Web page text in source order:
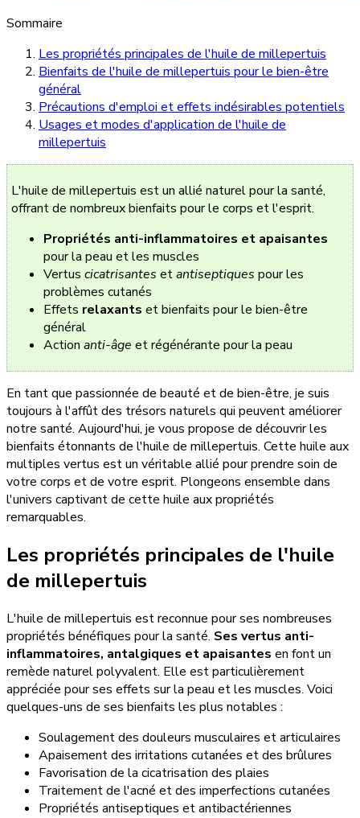
Sommaire
Les propriétés principales de l'huile de millepertuis
Bienfaits de l'huile de millepertuis pour le bien-être
général
Précautions d'emploi et effets indésirables potentiels
Usages et modes d'application de l'huile de
millepertuis
L'huile de millepertuis est un allié naturel pour la santé,
offrant de nombreux bienfaits pour le corps et l'esprit.
Propriétés anti-inflammatoires et apaisantes
pour la peau et les muscles
Vertus cicatrisantes etantiseptiques pour les
problèmes cutanés
Effets relaxants et bienfaits pour le bien-être
général
Action anti-âge et régénérante pour la peau
En tant que passionnée de beauté et de bien-être, je suis
toujours à l'affût des trésors naturels qui peuvent améliorer
notre santé. Aujourd'hui, je vous propose de découvrir les
bienfaits étonnants de l'huile de millepertuis. Cette huile aux
multiples vertus est un véritable allié pour prendre soin de
votre corps et de votre esprit. Plongeons ensemble dans
l'univers captivant de cette huile aux propriétés
remarquables.
Les propriétés principales de l'huile
de millepertuis
L'huile de millepertuis est reconnue pour ses nombreuses
propriétés bénéfiques pour la santé. Ses vertus anti-
inflammatoires, antalgiques et apaisantes en font un
remède naturel polyvalent. Elle est particulièrement
appréciée pour ses effets sur la peau et les muscles. Voici
quelques-uns de ses bienfaits les plus notables :
Soulagement des douleurs musculaires et articulaires
Apaisement des irritations cutanées et des brûlures
Favorisation de la cicatrisation des plaies
Traitement de l'acné et des imperfections cutanées
Propriétés antiseptiques et antibactériennes